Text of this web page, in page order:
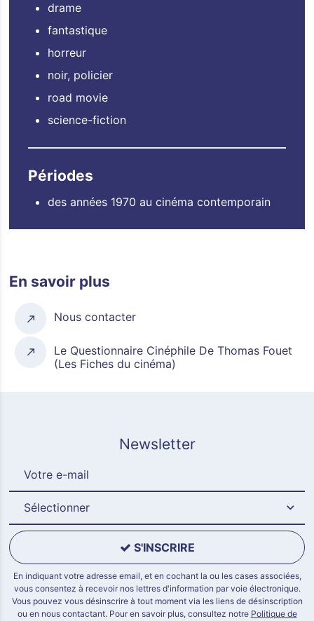
drame
fantastique
horreur
noir, policier
road movie
science-fiction
Périodes
des années 1970 au cinéma contemporain
En savoir plus
Nous contacter
Le Questionnaire Cinéphile De Thomas Fouet
(Les Fiches du cinéma)
Newsletter
Sélectionner
S'INSCRIRE
En indiquant votre adresse email, et en cochant la ou les cases associées,
vous consentez à recevoir nos lettres d'information par voie électronique.
Vous pouvez vous désinscrire à tout moment via les liens de désinscription
ou en nous contactant. Pour en savoir plus, consultez notre Politique de